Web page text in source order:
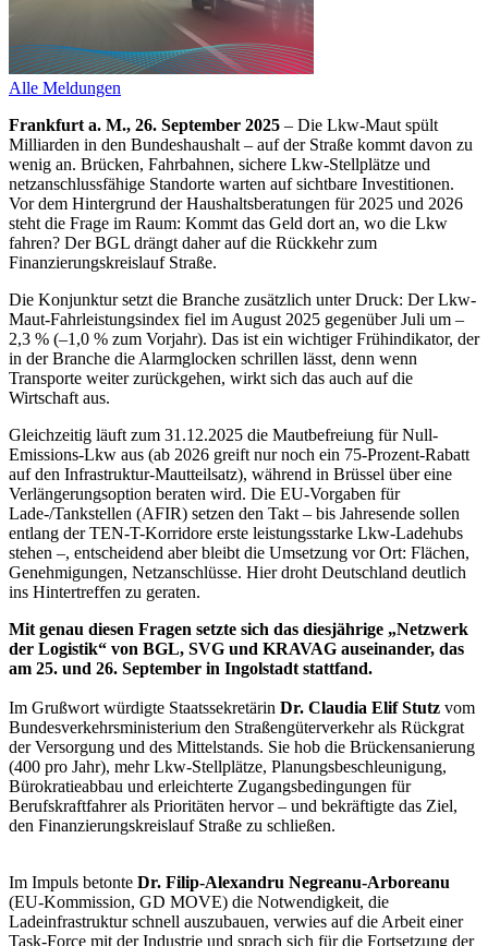
Alle Meldungen
Frankfurt a. M., 26. September 2025 – Die Lkw-Maut spült
Milliarden in den Bundeshaushalt – auf der Straße kommt davon zu
wenig an. Brücken, Fahrbahnen, sichere Lkw-Stellplätze und
netzanschlussfähige Standorte warten auf sichtbare Investitionen.
Vor dem Hintergrund der Haushaltsberatungen für 2025 und 2026
steht die Frage im Raum: Kommt das Geld dort an, wo die Lkw
fahren? Der BGL drängt daher auf die Rückkehr zum
Finanzierungskreislauf Straße.
Die Konjunktur setzt die Branche zusätzlich unter Druck: Der Lkw-
Maut-Fahrleistungsindex fiel im August 2025 gegenüber Juli um –
2,3 % (–1,0 % zum Vorjahr). Das ist ein wichtiger Frühindikator, der
in der Branche die Alarmglocken schrillen lässt, denn wenn
Transporte weiter zurückgehen, wirkt sich das auch auf die
Wirtschaft aus.
Gleichzeitig läuft zum 31.12.2025 die Mautbefreiung für Null-
Emissions-Lkw aus (ab 2026 greift nur noch ein 75-Prozent-Rabatt
auf den Infrastruktur-Mautteilsatz), während in Brüssel über eine
Verlängerungsoption beraten wird. Die EU-Vorgaben für
Lade-/Tankstellen (AFIR) setzen den Takt – bis Jahresende sollen
entlang der TEN-T-Korridore erste leistungsstarke Lkw-Ladehubs
stehen –, entscheidend aber bleibt die Umsetzung vor Ort: Flächen,
Genehmigungen, Netzanschlüsse. Hier droht Deutschland deutlich
ins Hintertreffen zu geraten.
Mit genau diesen Fragen setzte sich das diesjährige „Netzwerk
der Logistik“ von BGL, SVG und KRAVAG auseinander, das
am 25. und 26. September in Ingolstadt stattfand.
Im Grußwort würdigte Staatssekretärin Dr. Claudia Elif Stutz vom
Bundesverkehrsministerium den Straßengüterverkehr als Rückgrat
der Versorgung und des Mittelstands. Sie hob die Brückensanierung
(400 pro Jahr), mehr Lkw-Stellplätze, Planungsbeschleunigung,
Bürokratieabbau und erleichterte Zugangsbedingungen für
Berufskraftfahrer als Prioritäten hervor – und bekräftigte das Ziel,
den Finanzierungskreislauf Straße zu schließen.
Im Impuls betonte Dr. Filip-Alexandru Negreanu-Arboreanu
(EU-Kommission, GD MOVE) die Notwendigkeit, die
Ladeinfrastruktur schnell auszubauen, verwies auf die Arbeit einer
Task-Force mit der Industrie und sprach sich für die Fortsetzung der